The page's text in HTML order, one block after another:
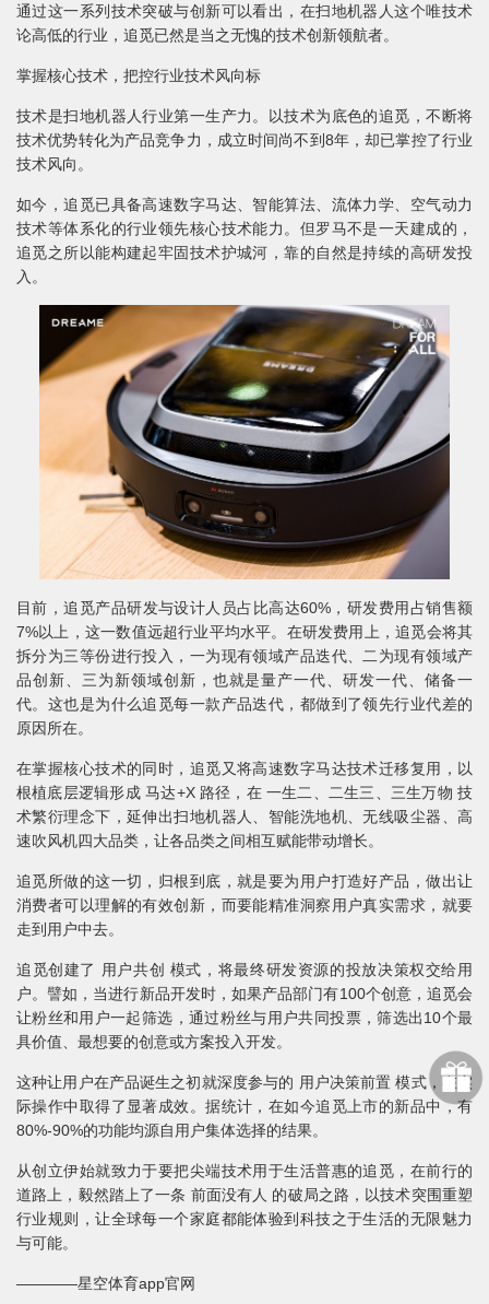
通过这一系列技术突破与创新可以看出，在扫地机器人这个唯技术
论高低的行业，追觅已然是当之无愧的技术创新领航者。
掌握核心技术，把控行业技术风向标
技术是扫地机器人行业第一生产力。以技术为底色的追觅，不断将
技术优势转化为产品竞争力，成立时间尚不到8年，却已掌控了行业
技术风向。
如今，追觅已具备高速数字马达、智能算法、流体力学、空气动力
技术等体系化的行业领先核心技术能力。但罗马不是一天建成的，
追觅之所以能构建起牢固技术护城河，靠的自然是持续的高研发投
入。
目前，追觅产品研发与设计人员占比高达60%，研发费用占销售额
7%以上，这一数值远超行业平均水平。在研发费用上，追觅会将其
拆分为三等份进行投入，一为现有领域产品迭代、二为现有领域产
品创新、三为新领域创新，也就是量产一代、研发一代、储备一
代。这也是为什么追觅每一款产品迭代，都做到了领先行业代差的
原因所在。
在掌握核心技术的同时，追觅又将高速数字马达技术迁移复用，以
根植底层逻辑形成 马达+X 路径，在 一生二、二生三、三生万物 技
术繁衍理念下，延伸出扫地机器人、智能洗地机、无线吸尘器、高
速吹风机四大品类，让各品类之间相互赋能带动增长。
追觅所做的这一切，归根到底，就是要为用户打造好产品，做出让
消费者可以理解的有效创新，而要能精准洞察用户真实需求，就要
走到用户中去。
追觅创建了 用户共创 模式，将最终研发资源的投放决策权交给用
户。譬如，当进行新品开发时，如果产品部门有100个创意，追觅会
让粉丝和用户一起筛选，通过粉丝与用户共同投票，筛选出10个最
具价值、最想要的创意或方案投入开发。
这种让用户在产品诞生之初就深度参与的 用户决策前置 模式，在实
际操作中取得了显著成效。据统计，在如今追觅上市的新品中，有
80%-90%的功能均源自用户集体选择的结果。
从创立伊始就致力于要把尖端技术用于生活普惠的追觅，在前行的
道路上，毅然踏上了一条 前面没有人 的破局之路，以技术突围重塑
行业规则，让全球每一个家庭都能体验到科技之于生活的无限魅力
与可能。
————星空体育app官网